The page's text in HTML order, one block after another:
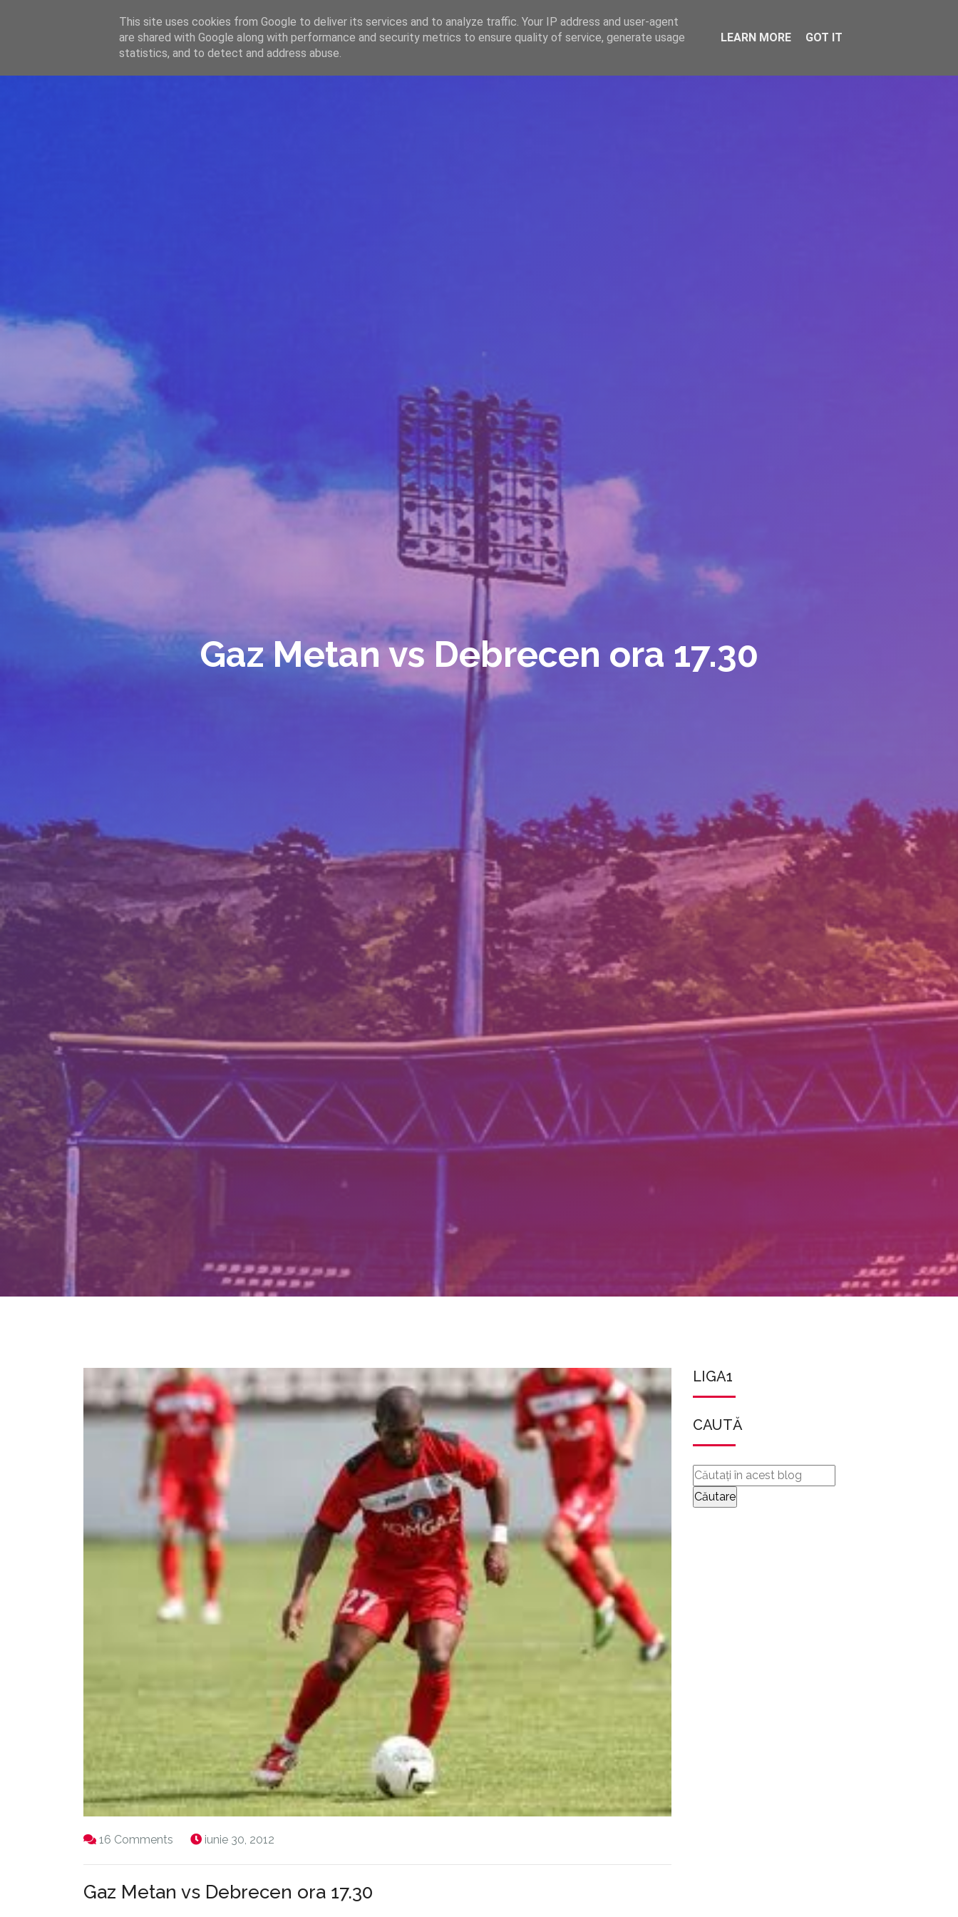
WWW.GAZISTI.RO HOME ARTICOLE DESPRE ECHIPĂ REPERE DONEAZĂ ARTICOLE CONTACT
Gaz Metan vs Debrecen ora 17.30
16 Comments iunie 30, 2012
Gaz Metan vs Debrecen ora 17.30
LIGA1
CAUTĂ
This site uses cookies from Google to deliver its services and to analyze traffic. Your IP address and user-agent
are shared with Google along with performance and security metrics to ensure quality of service, generate usage
statistics, and to detect and address abuse.
LEARN MORE GOT IT